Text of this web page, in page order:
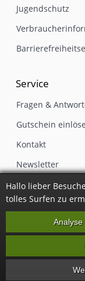
Jugendschutz
Service
Fragen &
Gutschein
Kontakt
Newsletter
Impressum
Vertrag
Alle Preise inkl.
Hallo lieber
tolles Surfen zu